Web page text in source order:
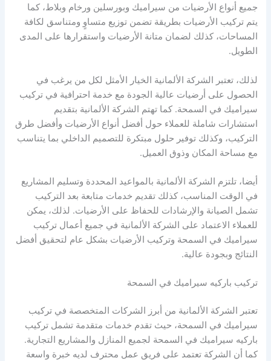
جميع أنواع الأرضيات من سيراميك وبورسلين ورخام وبلاط، كما
يتم تركيب الأرضيات بطريقة تضمن توزيع متساوٍ ومتناسق لكافة
المساحات، كذلك لضمان متانة الأرضيات واستقرارها على المدى
الطويل.
لذلك، تعتبر الشركة الألمانية الخيار الأمثل لكل من يرغب في
الحصول على أرضيات عالية الجودة مع خدمة احترافية في تركيب
سيراميك في السمحة. كما تهتم الشركة الألمانية بتقديم
استشارات شاملة للعملاء حول أفضل أنواع الأرضيات وأفضل طرق
التركيب، وكذلك توفير حلول مبتكرة للتصميم الداخلي بما يتناسب
مع مساحة المكان وذوق العميل.
أيضا، تلتزم الشركة الألمانية بالمواعيد المحددة وتسليم المشاريع
في الوقت المناسب، كذلك تقديم خدمات متابعة بعد التركيب
تشمل الصيانة والإرشادات للحفاظ على الأرضيات. لذلك، يمكن
للعملاء الاعتماد على الشركة الألمانية في جميع أعمال تركيب
سيراميك في السمحة وتركيب الأرضيات بشكل عام لتحقيق أفضل
النتائج وبجودة عالية.
تركيب باركيه سيراميك في السمحة
تعتبر الشركة الألمانية من أبرز الشركات المتخصصة في تركيب
سيراميك في السمحة، حيث تقدم خدمات متقدمة تشمل تركيب
باركيه سيراميك في السمحة لجميع المنازل والمشاريع التجارية.
كما أن الشركة تعتمد على فريق عمل محترف لديه خبرة واسعة